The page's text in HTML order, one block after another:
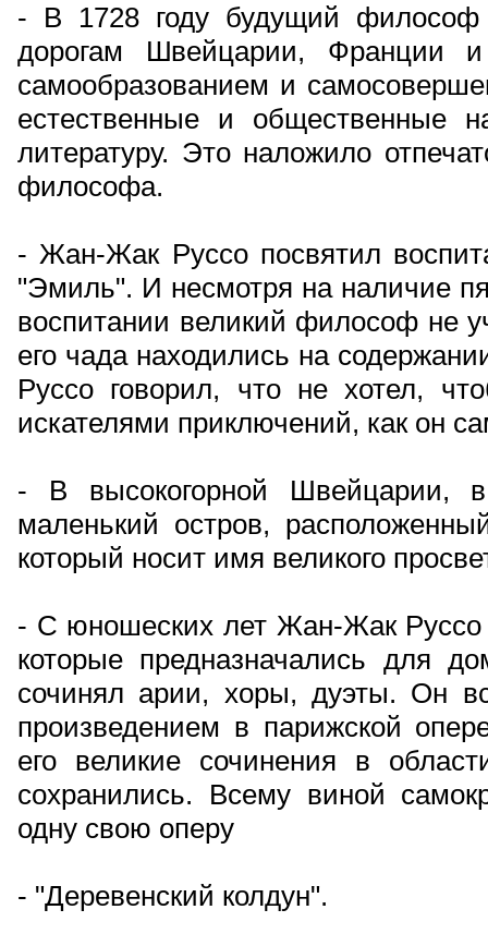
- В 1728 году будущий философ
дорогам Швейцарии, Франции
самообразованием и
естественные и общественные
литературу. Это наложило
философа.
- Жан-Жак Руссо посвятил
"Эмиль". И несмотря на наличие
воспитании великий философ не
его чада находились на
Руссо говорил, что не хотел,
искателями приключений, как он
- В высокогорной Швейцарии,
маленький остров,
который носит имя великого
- С юношеских лет Жан-Жак Руссо
которые предназначались для
сочинял арии, хоры, дуэты. Он
произведением в парижской
его великие сочинения в
сохранились. Всему виной
одну свою оперу
- "Деревенский колдун".